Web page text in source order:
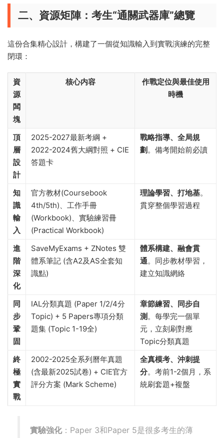
二、資源矩陣：考生“通關武器庫”總覽
這份合集精心設計，構建了一個從知識輸入到實戰演練的完整
閉環：
資
源
闆
塊
核心内容
作戰定位與最佳使用
時機
頂
層
設
計
2025-2027最新考綱 +
2022-2024舊大綱對照 + CIE
答題卡
戰略指導、全局規
劃 。備考開始前必讀
知
識
輸
入
官方教材(Coursebook
4th/5th)、工作手冊
(Workbook)、實驗練習冊
(Practical Workbook)
理論學習、打地基。
貫穿整個學習過程
進
階
深
化
SaveMyExams + ZNotes 雙
體系筆記 (含A2及AS全套知
識點)
體系構建、融會貫
通。同步教材學習，
建立知識網絡
同
步
鞏
固
IAL分類真題 (Paper 1/2/4分
Topic) + 5 Papers專項分類
題集 (Topic 1-19全)
章節練習、同步自
測。每學完一個單
元，立刻刷對應
Topic分類真題
終
極
實
戰
2002-2025全系列曆年真題
(含最新2025試卷) + CIE官方
評分方案 (Mark Scheme)
全真模考、沖刺提
分。考前1-2個月，系
統刷套題+複盤
實驗強化：Paper 3和Paper 5是很多考生的薄